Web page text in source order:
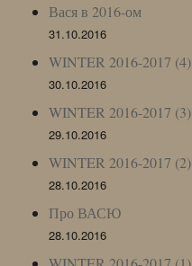
Вася в 2016-ом
31.10.2016
WINTER 2016-2017 (4)
30.10.2016
WINTER 2016-2017 (3)
29.10.2016
WINTER 2016-2017 (2)
28.10.2016
Про ВАСЮ
28.10.2016